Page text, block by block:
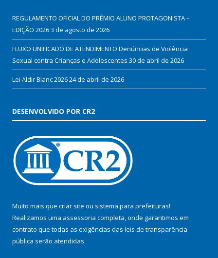
REGULAMENTO OFICIAL DO PRÊMIO ALUNO PROTAGONISTA –
EDIÇÃO 20263 de agosto de 2026
FLUXO UNIFICADO DE ATENDIMENTO Denúncias de Violência
Sexual contra Crianças e Adolescentes 30 de abril de 2026
Lei Aldir Blanc 202624 de abril de 2026
DESENVOLVIDO POR CR2
Muito mais que criar site ou sistema para prefeituras!
Realizamos uma assessoria completa, onde garantimos em
contrato que todas as exigências das leis de transparência
pública serão atendidas.